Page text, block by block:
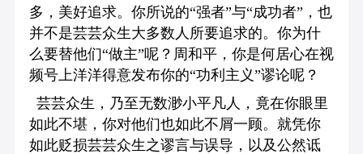
多，美好追求。你所说的“强者”与“成功者”，也
并不是芸芸众生大多数人所要追求的。你为什
么要替他们“做主”呢？周和平，你是何居心在视
频号上洋洋得意发布你的“功利主义”谬论呢？
芸芸众生，乃至无数渺小平凡人，竟在你眼里
如此不堪，你对他们也如此不屑一顾。就凭你
如此贬损芸芸众生之谬言与误导，以及公然诋